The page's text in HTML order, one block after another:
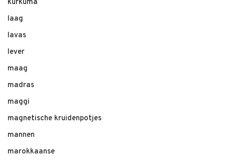
kurkuma
laag
lavas
lever
maag
madras
maggi
magnetische kruidenpotjes
mannen
marokkaanse